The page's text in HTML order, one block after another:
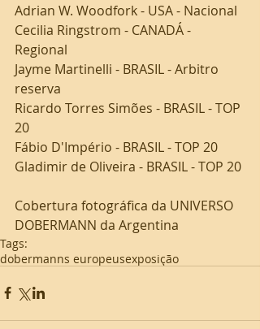
Adrian W. Woodfork - USA - Nacional
Cecilia Ringstrom - CANADÁ -
Regional
Jayme Martinelli - BRASIL - Arbitro
reserva
Ricardo Torres Simões - BRASIL - TOP
20
Fábio D'Império - BRASIL - TOP 20
Gladimir de Oliveira - BRASIL - TOP 20
Cobertura fotográfica da UNIVERSO
DOBERMANN da Argentina
Tags:
dobermanns europeusexposição